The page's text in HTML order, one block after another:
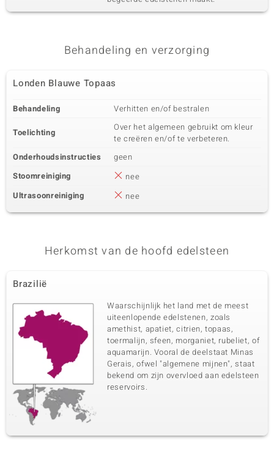
Behandeling en verzorging
Londen Blauwe Topaas
Behandeling Verhitten en/of bestralen
Toelichting
Over het algemeen gebruikt om kleur
te creëren en/of te verbeteren.
Onderhoudsinstructies
geen
Stoomreiniging
nee
Ultrasoonreiniging
nee
Herkomst van de hoofd edelsteen
Brazilië
Waarschijnlijk het land met de meest
uiteenlopende edelstenen, zoals
amethist, apatiet, citrien, topaas,
toermalijn, sfeen, morganiet, rubeliet, of
aquamarijn. Vooral de deelstaat Minas
Gerais, ofwel "algemene mijnen", staat
bekend om zijn overvloed aan edelsteen
reservoirs.